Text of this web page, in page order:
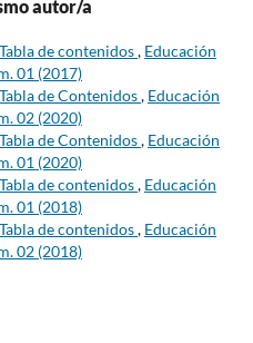
autor/a
Tabla de contenidos, Educación
01 (2017)
Tabla de Contenidos, Educación
02 (2020)
Tabla de Contenidos, Educación
01 (2020)
Tabla de contenidos, Educación
01 (2018)
Tabla de contenidos, Educación
02 (2018)